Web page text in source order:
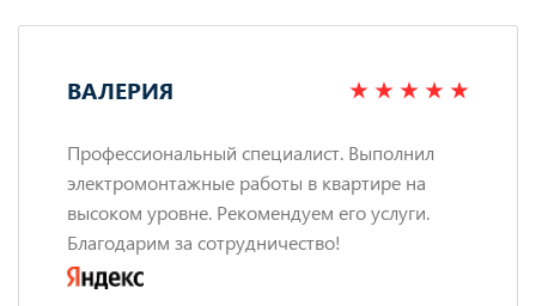
ВАЛЕРИЯ
Профессиональный специалист. Выполнил
электромонтажные работы в квартире на
высоком уровне. Рекомендуем его услуги.
Благодарим за сотрудничество!